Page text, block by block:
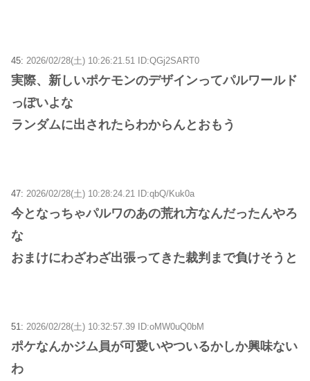
45: 2026/02/28(土) 10:26:21.51 ID:QGj2SART0
実際、新しいポケモンのデザインってパルワールド
っぽいよな
ランダムに出されたらわからんとおもう
47: 2026/02/28(土) 10:28:24.21 ID:qbQ/Kuk0a
今となっちゃパルワのあの荒れ方なんだったんやろ
な
おまけにわざわざ出張ってきた裁判まで負けそうと
51: 2026/02/28(土) 10:32:57.39 ID:oMW0uQ0bM
ポケなんかジム員が可愛いやついるかしか興味ない
わ